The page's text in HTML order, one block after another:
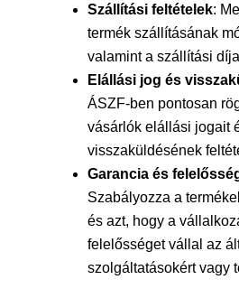
Szállítási feltételek:
termék szállításának
valamint a szállítási
Elállási jog és
ÁSZF-ben pontosan
vásárlók elállási jogait
visszaküldésének
Garancia és
Szabályozza a
és azt, hogy a
felelősséget vállal az
szolgáltatásokért vagy